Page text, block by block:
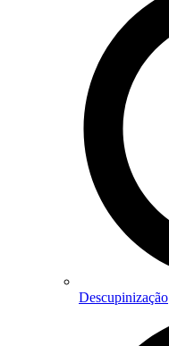
Descupinização